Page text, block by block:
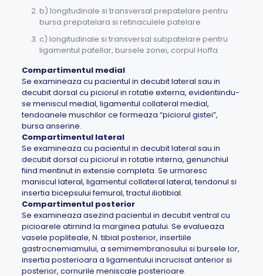
b) longitudinale si transversal prepatelare pentru
bursa prepatelara si retinaculele patelare
c) longitudinale si transversal subpatelare pentru
ligamentul patellar, bursele zonei, corpul Hoffa
Compartimentul medial
Se examineaza cu pacientul in decubit lateral sau in
decubit dorsal cu piciorul in rotatie externa, evidentiindu-
se meniscul medial, ligamentul collateral medial,
tendoanele muschilor ce formeaza “piciorul gistei”,
bursa anserine.
Compartimentul lateral
Se examineaza cu pacientul in decubit lateral sau in
decubit dorsal cu piciorul in rotatie interna, genunchiul
fiind mentinut in extensie completa. Se urmaresc
maniscul lateral, ligamentul collateral lateral, tendonul si
insertia bicepsului femural, tractul iliotibial.
Compartimentul posterior
Se examineaza asezind pacientul in decubit ventral cu
picioarele atirnind la marginea patului. Se evalueaza
vasele popliteale, N. tibial posterior, insertiile
gastrocnemiamului, a semimembranosului si bursele lor,
insertia posterioara a ligamentului incrucisat anterior si
posterior, cornurile meniscale posterioare.